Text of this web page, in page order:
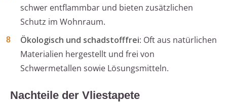
schwer entflammbar und bieten zusätzlichen
Schutz im Wohnraum.
Ökologisch und schadstofffrei: Oft aus natürlichen
Materialien hergestellt und frei von
Schwermetallen sowie Lösungsmitteln.
Nachteile der Vliestapete